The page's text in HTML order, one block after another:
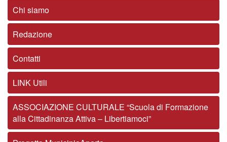
Chi siamo
Redazione
Contatti
LINK Utili
ASSOCIAZIONE CULTURALE “Scuola di Formazione
alla Cittadinanza Attiva – Libertiamoci”